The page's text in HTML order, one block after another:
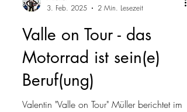
3. Feb. 2025
2 Min. Lesezeit
Valle on Tour - das
Motorrad ist sein(e)
Beruf(ung)